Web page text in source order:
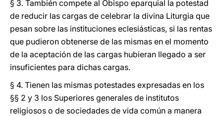
§ 3. También compete al Obispo eparquial la potestad
de reducir las cargas de celebrar la divina Liturgia que
pesan sobre las instituciones eclesiásticas, si las rentas
que pudieron obtenerse de las mismas en el momento
de la aceptación de las cargas hubieran llegado a ser
insuficientes para dichas cargas.
§ 4. Tienen las mismas potestades expresadas en los
§§ 2 y 3 los Superiores generales de institutos
religiosos o de sociedades de vida común a manera